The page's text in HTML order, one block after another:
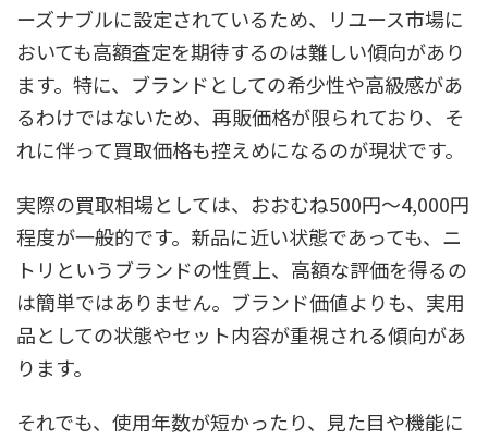
ーズナブルに設定されているため、リユース市場に
おいても高額査定を期待するのは難しい傾向があり
ます。特に、ブランドとしての希少性や高級感があ
るわけではないため、再販価格が限られており、そ
れに伴って買取価格も控えめになるのが現状です。
実際の買取相場としては、おおむね500円～4,000円
程度が一般的です。新品に近い状態であっても、ニ
トリというブランドの性質上、高額な評価を得るの
は簡単ではありません。ブランド価値よりも、実用
品としての状態やセット内容が重視される傾向があ
ります。
それでも、使用年数が短かったり、見た目や機能に